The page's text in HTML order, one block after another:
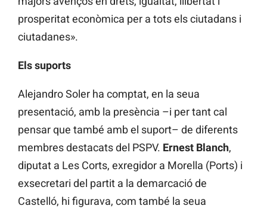
prosperitat econòmica per a tots els ciutadans i
ciutadanes».
Els suports
Alejandro Soler ha comptat, en la seua
presentació, amb la presència –i per tant cal
pensar que també amb el suport– de diferents
membres destacats del PSPV. Ernest Blanch,
diputat a Les Corts, exregidor a Morella (Ports) i
exsecretari del partit a la demarcació de
Castelló, hi figurava, com també la seua